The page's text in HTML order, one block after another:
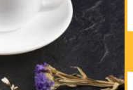
Храме